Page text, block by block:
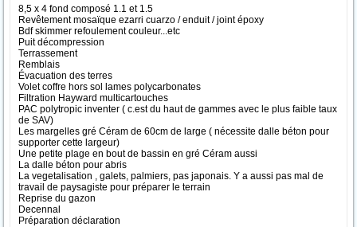
8,5 x 4 fond composé 1.1 et 1.5
Revêtement mosaïque ezarri cuarzo / enduit / joint époxy
Bdf skimmer refoulement couleur...etc
Puit décompression
Terrassement
Remblais
Évacuation des terres
Volet coffre hors sol lames polycarbonates
Filtration Hayward multicartouches
PAC polytropic inventer ( c.est du haut de gammes avec le plus faible taux
de SAV)
Les margelles gré Céram de 60cm de large ( nécessite dalle béton pour
supporter cette largeur)
Une petite plage en bout de bassin en gré Céram aussi
La dalle béton pour abris
La vegetalisation , galets, palmiers, pas japonais. Y a aussi pas mal de
travail de paysagiste pour préparer le terrain
Reprise du gazon
Decennal
Préparation déclaration